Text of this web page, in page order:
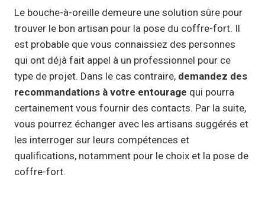
Le bouche-à-oreille demeure une solution sûre pour
trouver le bon artisan pour la pose du coffre-fort. Il
est probable que vous connaissiez des personnes
qui ont déjà fait appel à un professionnel pour ce
type de projet. Dans le cas contraire, demandez des
recommandations à votre entourage qui pourra
certainement vous fournir des contacts. Par la suite,
vous pourrez échanger avec les artisans suggérés et
les interroger sur leurs compétences et
qualifications, notamment pour le choix et la pose de
coffre-fort.